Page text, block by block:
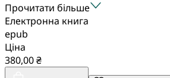
Прочитати більше
Електронна книга
epub
Ціна
380,00 ₴